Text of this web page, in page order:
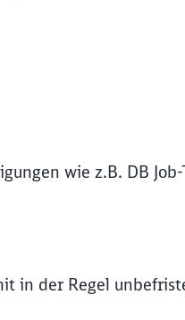
wie z.B. DB
in der Regel
Schließen